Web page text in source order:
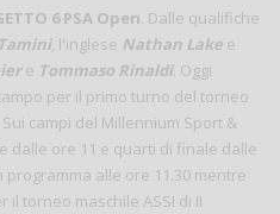
6 PSA Open. Dalle qualifiche
, l'inglese Nathan Lake e
e Tommaso Rinaldi. Oggi
per il primo turno del torneo
campi del Millennium Sport &
dalle ore 11 e quarti di finale dalle
programma alle ore 11.30 mentre
il torneo maschile ASSI di II